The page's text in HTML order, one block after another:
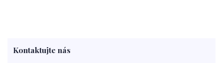
Kontaktujte nás